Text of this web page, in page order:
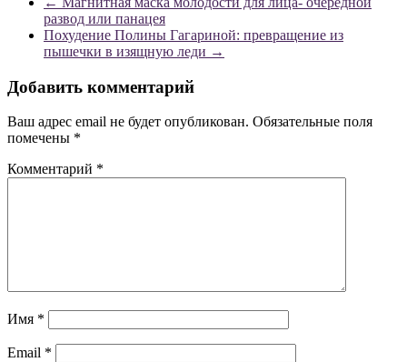
развод или панацея
Похудение Полины Гагариной: превращение из
пышечки в изящную леди →
Добавить комментарий
Ваш адрес email не будет опубликован. Обязательные поля
помечены *
Комментарий *
Имя *
Email *